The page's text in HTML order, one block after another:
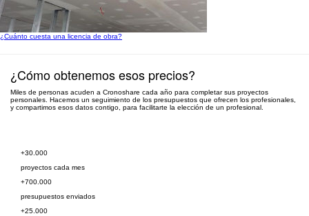
¿Cuánto cuesta una licencia de obra?
¿Cómo obtenemos esos precios?
Miles de personas acuden a Cronoshare cada año para completar sus proyectos
personales. Hacemos un seguimiento de los presupuestos que ofrecen los profesionales,
y compartimos esos datos contigo, para facilitarte la elección de un profesional.
+30.000
proyectos cada mes
+700.000
presupuestos enviados
+25.000